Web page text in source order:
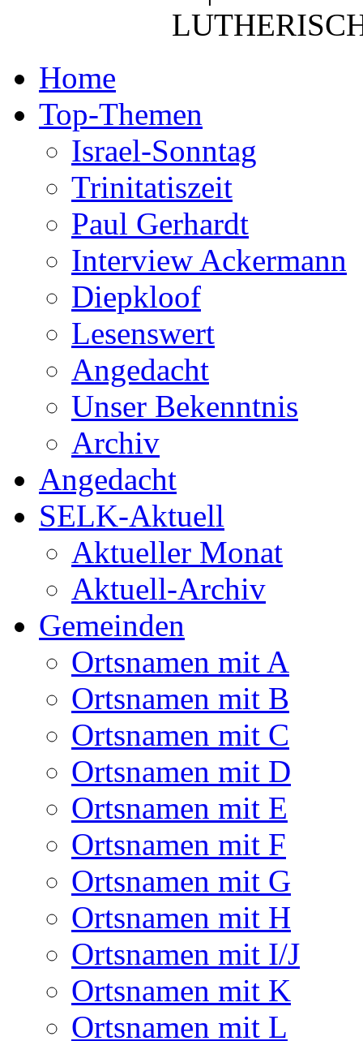
Home
Top-Themen
Israel-Sonntag
Trinitatiszeit
Paul Gerhardt
Interview Ackermann
Diepkloof
Lesenswert
Angedacht
Unser Bekenntnis
Archiv
Angedacht
SELK-Aktuell
Aktueller Monat
Aktuell-Archiv
Gemeinden
Ortsnamen mit A
Ortsnamen mit B
Ortsnamen mit C
Ortsnamen mit D
Ortsnamen mit E
Ortsnamen mit F
Ortsnamen mit G
Ortsnamen mit H
Ortsnamen mit I/J
Ortsnamen mit K
Ortsnamen mit L